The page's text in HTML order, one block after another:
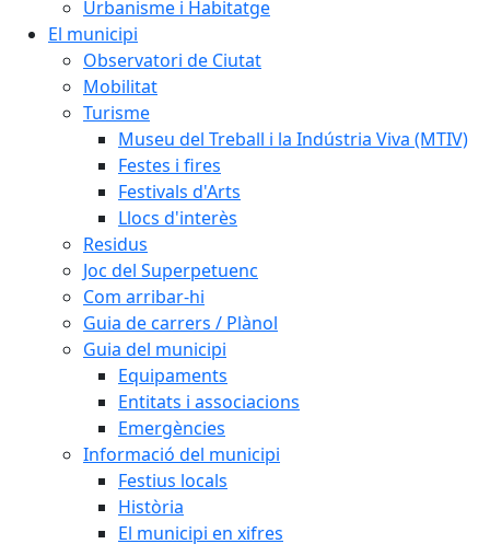
Urbanisme i Habitatge
El municipi
Observatori de Ciutat
Mobilitat
Turisme
Museu del Treball i la Indústria Viva (MTIV)
Festes i fires
Festivals d'Arts
Llocs d'interès
Residus
Joc del Superpetuenc
Com arribar-hi
Guia de carrers / Plànol
Guia del municipi
Equipaments
Entitats i associacions
Emergències
Informació del municipi
Festius locals
Història
El municipi en xifres